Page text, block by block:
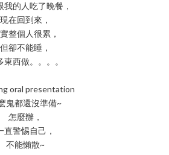
我的人吃了晚餐，
現在回到來，
整個人很累，
但卻不能睡，
東西做。。。。
oral presentation
鬼都還沒準備~
怎麼辦，
直警惕自己，
不能懶散~